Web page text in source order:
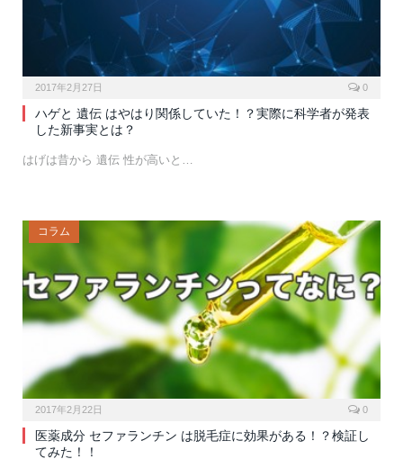
2017年2月27日 0
ハゲと 遺伝 はやはり関係していた！？実際に科学者が発表
した新事実とは？
はげは昔から 遺伝 性が高いと…
コラム
2017年2月22日 0
医薬成分 セファランチン は脱毛症に効果がある！？検証し
てみた！！